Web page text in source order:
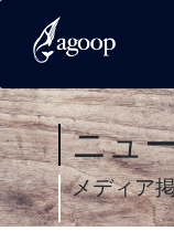
ニュ
メディア